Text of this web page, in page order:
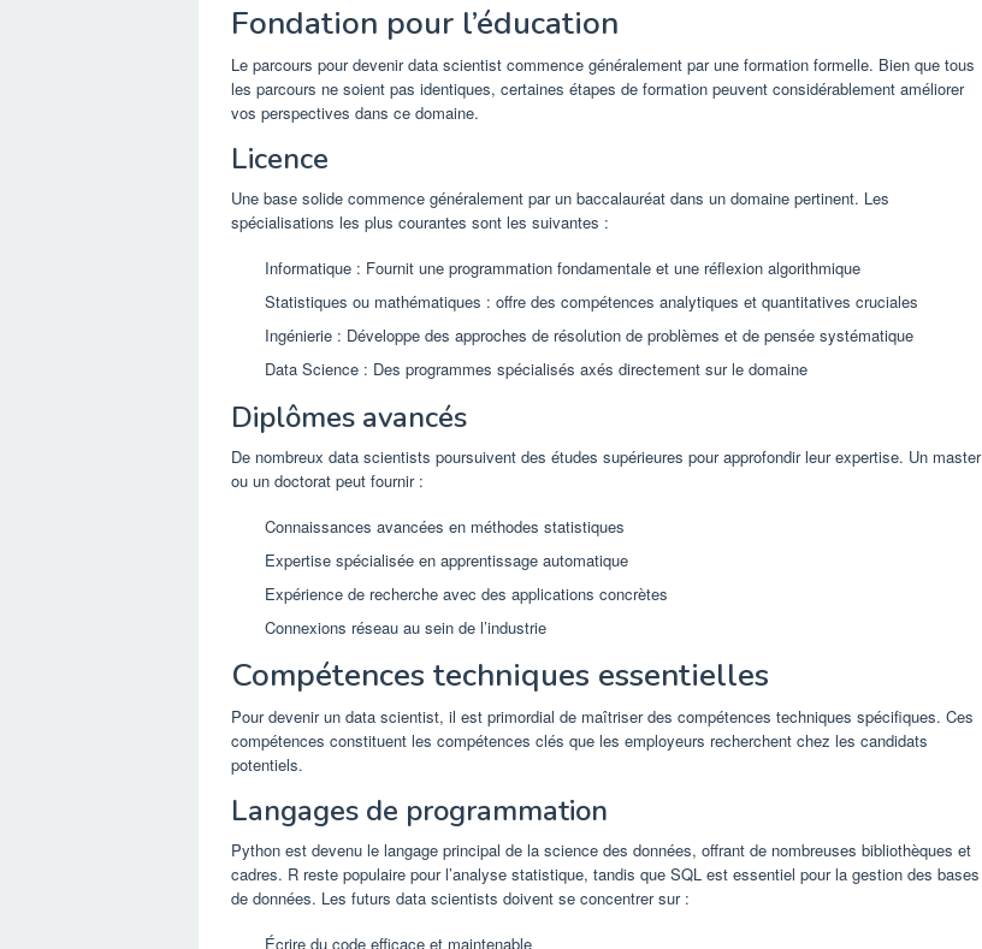
Fondation pour l’éducation
Le parcours pour devenir data scientist commence généralement par une formation formelle. Bien que tous
les parcours ne soient pas identiques, certaines étapes de formation peuvent considérablement améliorer
vos perspectives dans ce domaine.
Licence
Une base solide commence généralement par un baccalauréat dans un domaine pertinent. Les
spécialisations les plus courantes sont les suivantes :
Informatique : Fournit une programmation fondamentale et une réflexion algorithmique
Statistiques ou mathématiques : offre des compétences analytiques et quantitatives cruciales
Ingénierie : Développe des approches de résolution de problèmes et de pensée systématique
Data Science : Des programmes spécialisés axés directement sur le domaine
Diplômes avancés
De nombreux data scientists poursuivent des études supérieures pour approfondir leur expertise. Un master
ou un doctorat peut fournir :
Connaissances avancées en méthodes statistiques
Expertise spécialisée en apprentissage automatique
Expérience de recherche avec des applications concrètes
Connexions réseau au sein de l’industrie
Compétences techniques essentielles
Pour devenir un data scientist, il est primordial de maîtriser des compétences techniques spécifiques. Ces
compétences constituent les compétences clés que les employeurs recherchent chez les candidats
potentiels.
Langages de programmation
Python est devenu le langage principal de la science des données, offrant de nombreuses bibliothèques et
cadres. R reste populaire pour l’analyse statistique, tandis que SQL est essentiel pour la gestion des bases
de données. Les futurs data scientists doivent se concentrer sur :
Écrire du code efficace et maintenable